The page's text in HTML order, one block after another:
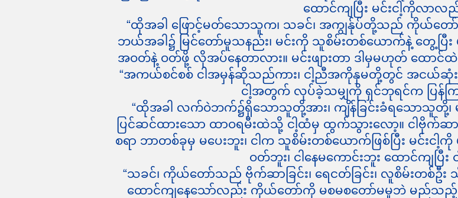
ထောင်ကျပြီး မင်းငါ့ကိုလာ
“ထိုအခါ ဖြောင့်မတ်သောသူက၊ သခင်၊ အကျွန်ုပ်တို့သည် ကိုယ်တ
ဘယ်အခါ၌ မြင်တော်မူသနည်း၊ မင်းကို သူစိမ်းတစ်ယောက်နဲ့ တွေ့ပ
အဝတ်နဲ့ ဝတ်ဖို့ လိုအပ်နေတာလား။ မင်းဖျားတာ ဒါမှမဟုတ် ထော
“အကယ်စင်စစ် ငါအမှန်ဆိုသည်ကား၊ ငါ့ညီအကိုနှမတို့တွင် အငယ်ဆုံးသ
ငါ့အတွက် လုပ်ခဲ့သမျှကို ရှင်ဘုရင်က ပြန်က
“ထိုအခါ လက်ဝဲဘက်၌ရှိသောသူတို့အား၊ ကျိန်ခြင်းခံရသောသူတို့
ပြင်ဆင်ထားသော ထာဝရမီးထဲသို့ ငါ့ထံမှ ထွက်သွားလော့။ ငါဗိုက်ဆာ
စရာ ဘာတစ်ခုမှ မပေးဘူး၊ ငါက သူစိမ်းတစ်ယောက်ဖြစ်ပြီး မင်း
ဝတ်ဘူး၊ ငါနေမကောင်းဘူး ထောင်ကျပြီ
“သခင်၊ ကိုယ်တော်သည် ဗိုက်ဆာခြင်း၊ ရေငတ်ခြင်း၊ လူစိမ်းတစ်ဦး သို့
ထောင်ကျနေသော်လည်း ကိုယ်တော်ကို မစမစတော်မမူဘဲ မည်သည့်